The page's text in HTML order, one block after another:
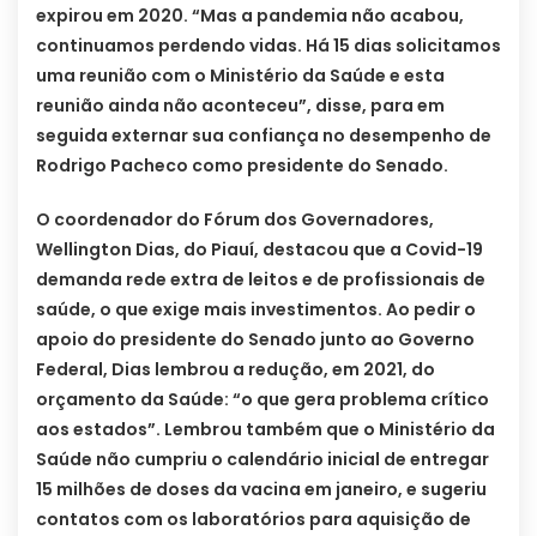
expirou em 2020. “Mas a pandemia não acabou,
continuamos perdendo vidas. Há 15 dias solicitamos
uma reunião com o Ministério da Saúde e esta
reunião ainda não aconteceu”, disse, para em
seguida externar sua confiança no desempenho de
Rodrigo Pacheco como presidente do Senado.
O coordenador do Fórum dos Governadores,
Wellington Dias, do Piauí, destacou que a Covid-19
demanda rede extra de leitos e de profissionais de
saúde, o que exige mais investimentos. Ao pedir o
apoio do presidente do Senado junto ao Governo
Federal, Dias lembrou a redução, em 2021, do
orçamento da Saúde: “o que gera problema crítico
aos estados”. Lembrou também que o Ministério da
Saúde não cumpriu o calendário inicial de entregar
15 milhões de doses da vacina em janeiro, e sugeriu
contatos com os laboratórios para aquisição de